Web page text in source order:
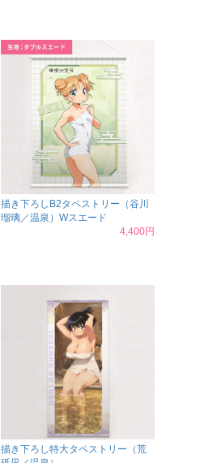
描き下ろしB2タペストリー（谷川
瑠璃／温泉）Wスエード
4,400円
描き下ろし特大タペストリー（荒